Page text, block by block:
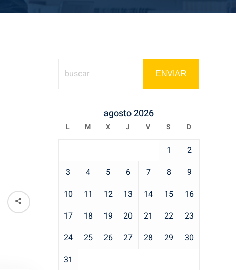
ENVIAR
agosto 2026
L M X J V S D
1
2
3
4 5 6 7 8
9
10
11 12 13 14 15
16
17
18 19 20 21 22
23
24
25 26 27 28 29
30
31